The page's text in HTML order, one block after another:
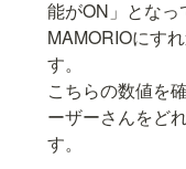
能がON」とな
MAMORIOにす
す。
こちらの数値を
ーザーさんをど
す。